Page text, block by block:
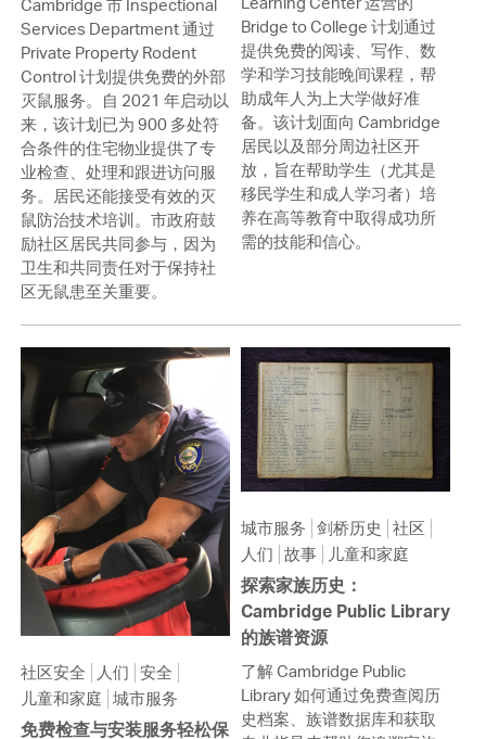
Cambridge 市 Inspectional
Services Department 通过
Private Property Rodent
Control 计划提供免费的外部
灭鼠服务。自 2021 年启动以
来，该计划已为 900 多处符
合条件的住宅物业提供了专
业检查、处理和跟进访问服
务。居民还能接受有效的灭
鼠防治技术培训。市政府鼓
励社区居民共同参与，因为
卫生和共同责任对于保持社
区无鼠患至关重要。
Bridge to College 计划通过
提供免费的阅读、写作、数
学和学习技能晚间课程，帮
助成年人为上大学做好准
备。该计划面向 Cambridge
居民以及部分周边社区开
放，旨在帮助学生（尤其是
移民学生和成人学习者）培
养在高等教育中取得成功所
需的技能和信心。
社区安全 人们 安全
儿童和家庭 城市服务
免费检查与安装服务轻松保
城市服务 剑桥历史
社区
人们 故事 儿童和家庭
探索家族历史：
Cambridge Public Library
的族谱资源
了解 Cambridge Public
Library 如何通过免费查阅历
史档案、族谱数据库和获取